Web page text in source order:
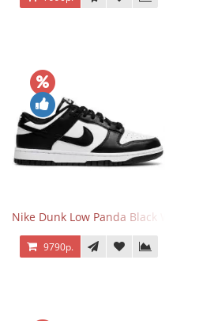
Nike Dunk Low Panda Black White
9790р.